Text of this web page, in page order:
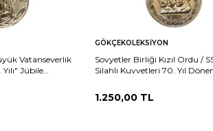
Vatanseverlik
Jübile
Sepete
Ekle
GÖKÇEKOLEKSIYON
Sovyetler Birliği Kızıl Ordu /
Silahlı Kuvvetleri 70. Yıl
1.250,00 TL